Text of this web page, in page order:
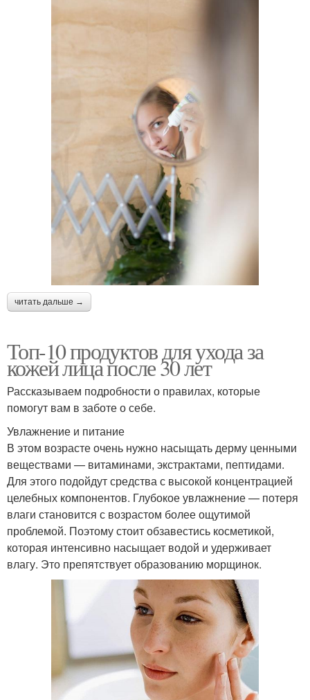
читать дальше →
Топ-10 продуктов для ухода за
кожей лица после 30 лет
Рассказываем подробности о правилах, которые
помогут вам в заботе о себе.
Увлажнение и питание
В этом возрасте очень нужно насыщать дерму ценными
веществами — витаминами, экстрактами, пептидами.
Для этого подойдут средства с высокой концентрацией
целебных компонентов. Глубокое увлажнение — потеря
влаги становится с возрастом более ощутимой
проблемой. Поэтому стоит обзавестись косметикой,
которая интенсивно насыщает водой и удерживает
влагу. Это препятствует образованию морщинок.